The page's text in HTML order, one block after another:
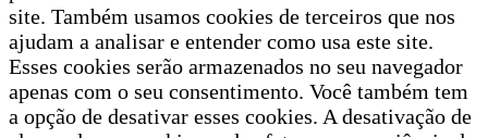
site. Também usamos cookies de terceiros que nos
ajudam a analisar e entender como usa este site.
Esses cookies serão armazenados no seu navegador
apenas com o seu consentimento. Você também tem
a opção de desativar esses cookies. A desativação de